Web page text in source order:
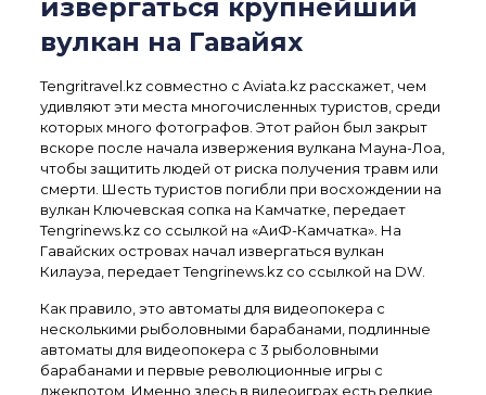
извергаться крупнейший
вулкан на Гавайях
Tengritravel.kz совместно с Aviata.kz расскажет, чем
удивляют эти места многочисленных туристов, среди
которых много фотографов. Этот район был закрыт
вскоре после начала извержения вулкана Мауна-Лоа,
чтобы защитить людей от риска получения травм или
смерти. Шесть туристов погибли при восхождении на
вулкан Ключевская сопка на Камчатке, передает
Tengrinews.kz со ссылкой на «АиФ-Камчатка». На
Гавайских островах начал извергаться вулкан
Килауэа, передает Tengrinews.kz со ссылкой на DW.
Как правило, это автоматы для видеопокера с
несколькими рыболовными барабанами, подлинные
автоматы для видеопокера с 3 рыболовными
барабанами и первые революционные игры с
джекпотом. Именно здесь в видеоиграх есть редкие